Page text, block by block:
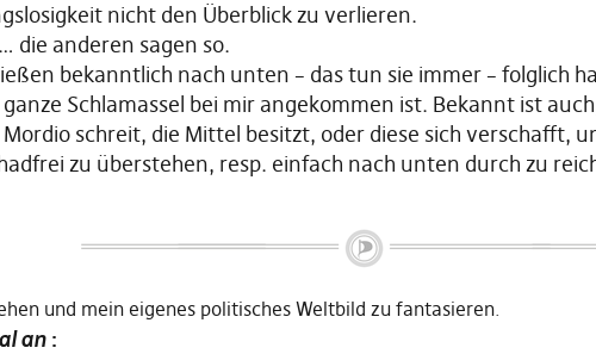
nicht den Überblick zu verlieren.
die anderen sagen so.
bekanntlich nach unten – das tun sie immer – folglich
Schlamassel bei mir angekommen ist. Bekannt ist
schreit, die Mittel besitzt, oder diese sich verschafft,
zu überstehen, resp. einfach nach unten durch zu
und mein eigenes politisches Weltbild zu fantasieren.
an: